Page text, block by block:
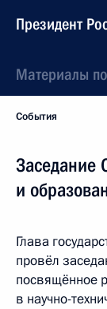
Президент
Материалы
События
Заседание
и
Глава
провёл
посвящённое
в научно-